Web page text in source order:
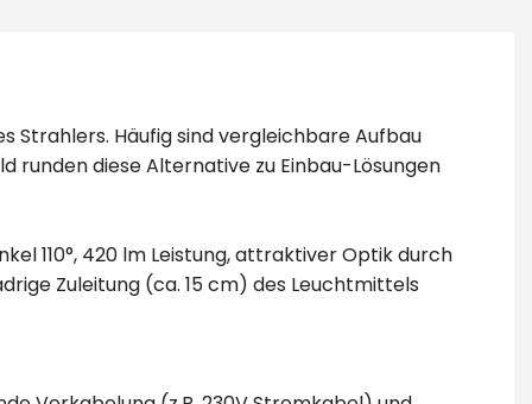
Strahlers. Häufig sind vergleichbare Aufbau
runden diese Alternative zu Einbau-Lösungen
110°, 420 lm Leistung, attraktiver Optik durch
Zuleitung (ca. 15 cm) des Leuchtmittels